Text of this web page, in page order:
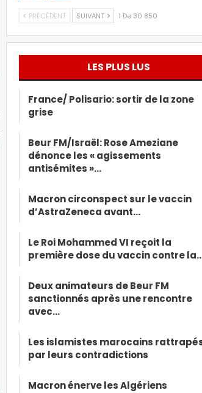
PRÉCÉDENT SUIVANT 1 De 30 850
LES PLUS LUS
France/ Polisario: sortir de la zone
grise
Beur FM/Israël: Rose Ameziane
dénonce les « agissements
antisémites »…
Macron circonspect sur le vaccin
d’AstraZeneca avant…
Le Roi Mohammed VI reçoit la
première dose du vaccin contre
Deux animateurs de Beur FM
sanctionnés après une rencontre
avec…
Les islamistes marocains
par leurs contradictions
Macron énerve les Algériens